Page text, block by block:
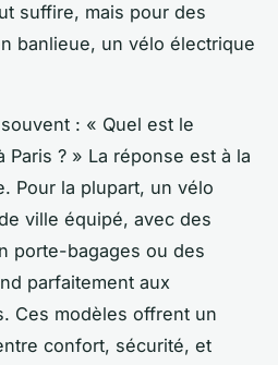
suffire, mais pour des
banlieue, un vélo électrique
: « Quel est le
? » La réponse est à la
Pour la plupart, un vélo
ville équipé, avec des
porte-bagages ou des
parfaitement aux
Ces modèles offrent un
confort, sécurité, et